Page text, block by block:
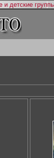
детские